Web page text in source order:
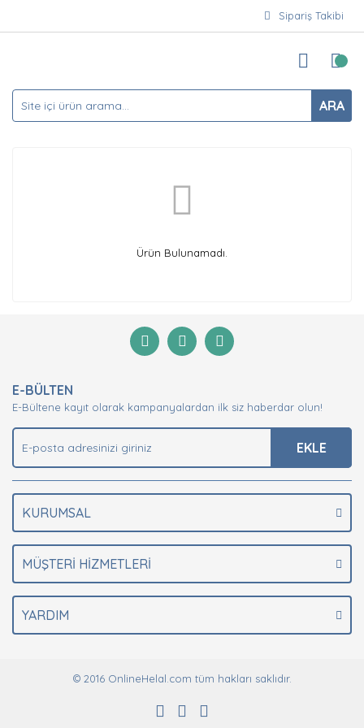
Sipariş Takibi
ARA
Ürün Bulunamadı.
E-BÜLTEN
E-Bültene kayıt olarak kampanyalardan ilk siz haberdar olun!
EKLE
KURUMSAL
MÜŞTERİ HİZMETLERİ
YARDIM
© 2016 OnlineHelal.com tüm hakları saklıdır.